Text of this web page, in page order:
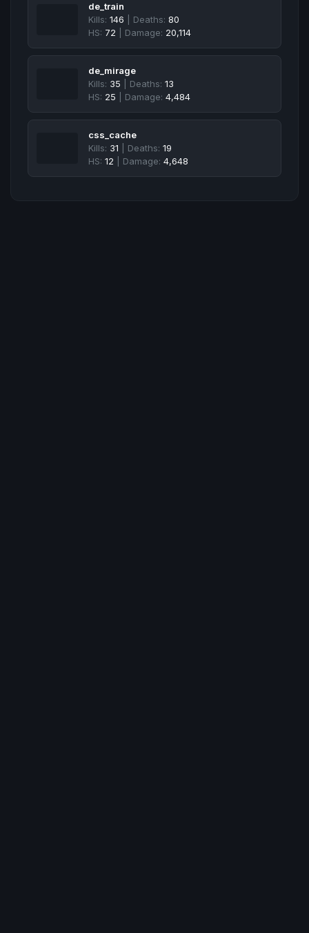
de_train
Kills: 146 | Deaths: 80
HS: 72 | Damage: 20,114
de_mirage
Kills: 35 | Deaths: 13
HS: 25 | Damage: 4,484
css_cache
Kills: 31 | Deaths: 19
HS: 12 | Damage: 4,648